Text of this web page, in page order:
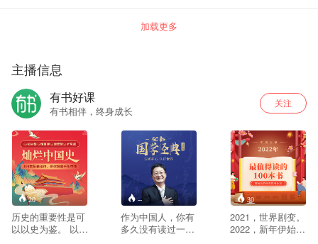
加载更多
主播信息
有书好课
有书相伴，终身成长
关注
20
历史的重要性是可
以以史为鉴。 以铜
--
作为中国人，你有
多久没有读过一本
30
2021，世界剧变。
2022，新年伊始，